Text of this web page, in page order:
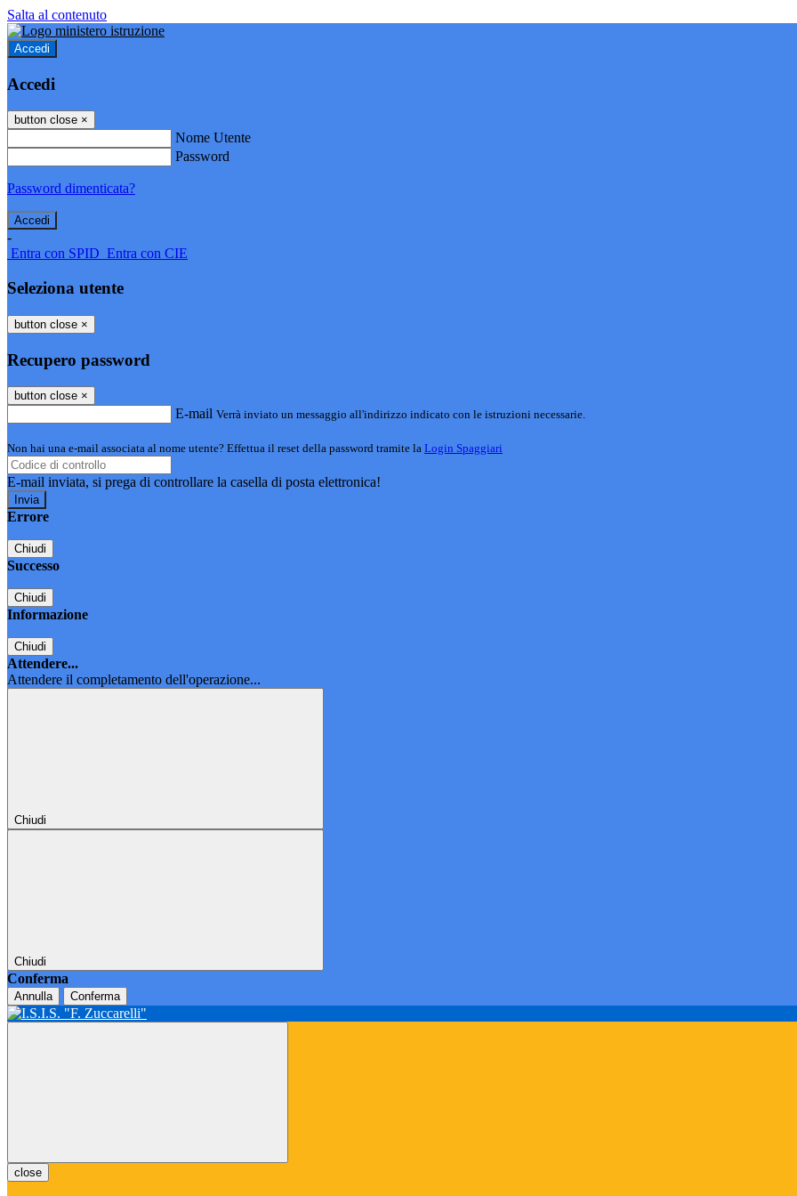
Salta al contenuto
Accedi
Accedi
button close ×
Nome Utente
Password
Password dimenticata?
-
Entra con SPID Entra con CIE
Seleziona utente
button close ×
Recupero password
button close ×
E-mail Verrà inviato un messaggio all'indirizzo indicato con le istruzioni necessarie.
Non hai una e-mail associata al nome utente? Effettua il reset della password tramite la Login Spaggiari
E-mail inviata, si prega di controllare la casella di posta elettronica!
Errore
Chiudi
Successo
Chiudi
Informazione
Chiudi
Attendere...
Attendere il completamento dell'operazione...
Chiudi
Chiudi
Conferma
Annulla Conferma
close